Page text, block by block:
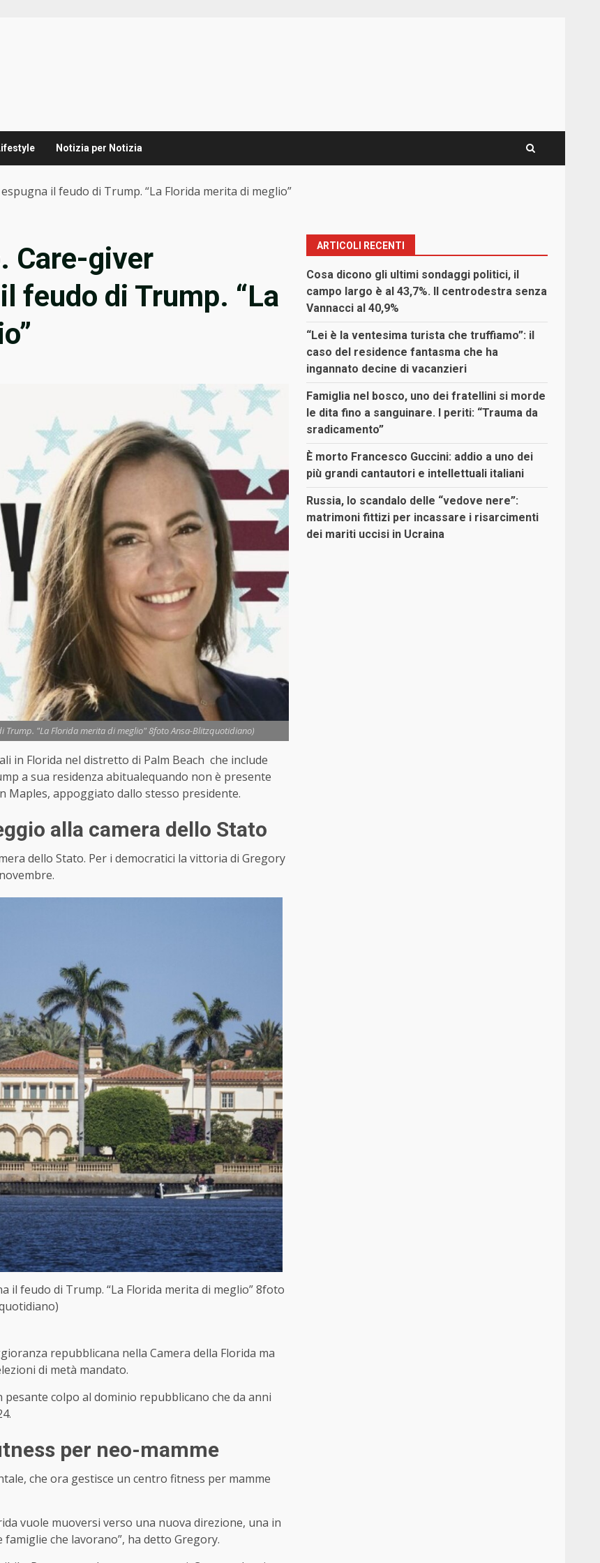
Notizia per Notizia
il feudo di Trump. “La Florida merita di meglio”
Care-giver
feudo di Trump. “La
Trump. "La Florida merita di meglio" 8foto Ansa-Blitzquotidiano)
in Florida nel distretto di Palm Beach che include
a sua residenza abitualequando non è presente
Maples, appoggiato dallo stesso presidente.
alla camera dello Stato
dello Stato. Per i democratici la vittoria di Gregory
il feudo di Trump. “La Florida merita di meglio” 8foto
repubblicana nella Camera della Florida ma
di metà mandato.
colpo al dominio repubblicano che da anni
per neo-mamme
che ora gestisce un centro fitness per mamme
vuole muoversi verso una nuova direzione, una in
che lavorano”, ha detto Gregory.
ARTICOLI RECENTI
Cosa dicono gli ultimi sondaggi politici, il
campo largo è al 43,7%. Il centrodestra senza
Vannacci al 40,9%
“Lei è la ventesima turista che truffiamo”: il
caso del residence fantasma che ha
ingannato decine di vacanzieri
Famiglia nel bosco, uno dei fratellini si morde
le dita fino a sanguinare. I periti: “Trauma da
sradicamento”
È morto Francesco Guccini: addio a uno dei
più grandi cantautori e intellettuali italiani
Russia, lo scandalo delle “vedove nere”:
matrimoni fittizi per incassare i risarcimenti
dei mariti uccisi in Ucraina